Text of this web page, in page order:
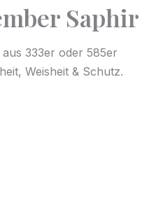
Saphir
333er oder 585er
Weisheit & Schutz.